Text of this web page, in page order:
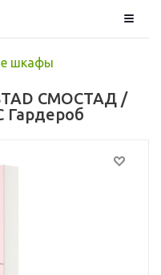
шкафы
СМОСТАД /
Гардероб